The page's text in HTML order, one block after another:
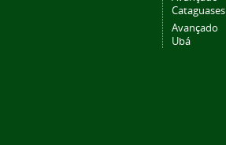
Cataguases
Avançado
Ubá